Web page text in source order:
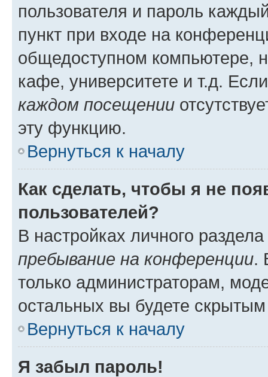
пользователя и пароль
пункт при входе на
общедоступном компьютере,
кафе, университете и т.д.
каждом посещении
эту функцию.
Вернуться к началу
Как сделать, чтобы я не
пользователей?
В настройках личного
пребывание на конференции.
только администраторам,
остальных вы будете
Вернуться к началу
Я забыл пароль!